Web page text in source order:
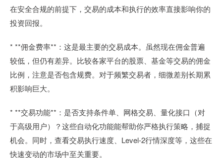
在安全合规的前提下，交易的成本和执行的效率直接影响你的
投资回报。
* **佣金费率**：这是最主要的交易成本。虽然现在佣金普遍
较低，但仍有差异。比较各家平台的股票、基金等交易的佣金
比例，注意是否包含规费。对于频繁交易者，细微差别长期累
积影响巨大。
* **交易功能**：是否支持条件单、网格交易、量化接口（对
于高级用户）？这些自动化功能能帮助你严格执行策略，捕捉
机会。同时，查看交易执行速度、Level-2行情深度等，这些在
快速变动的市场中至关重要。